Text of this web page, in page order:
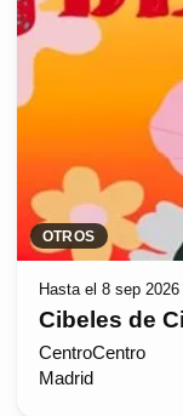
OTROS
Hasta el 8 sep 2026
Cibeles de
CentroCentro
Madrid